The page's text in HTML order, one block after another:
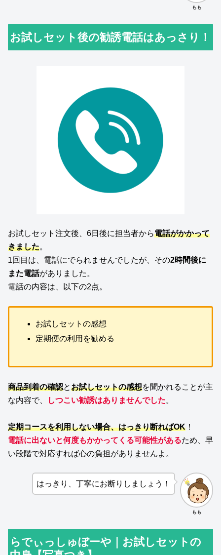
もも
お試しセット後の勧誘電話はあっさり！
お試しセット注文後、6日後に担当者から電話がかかって
きました。
1回目は、電話にでられませんでしたが、その2時間後に
また電話がありました。
電話の内容は、以下の2点。
お試しセットの感想
定期便の利用を勧める
商品到着の確認とお試しセットの感想を聞かれることが主
な内容で、
しつこい勧誘はありませんでした。
定期コースを利用しない場合、はっきり断ればOK ！
電話に出ないと何度もかかってくる可能性があるため、早
い段階で対応すれば心の負担がありませんよ。
もも
はっきり、丁寧にお断りしましょう！
らでぃっしゅぼーや｜お試しセットの